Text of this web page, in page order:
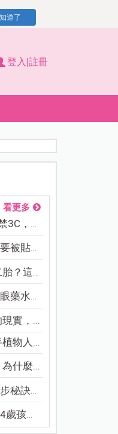
道了
登入|註冊
看更多
看...
貼「...
這8...
水納...
實，...
物人...
什麼...
訣！...
子還...